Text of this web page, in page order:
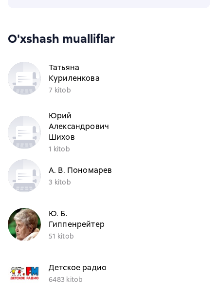
O'xshash mualliflar
Татьяна
Куриленкова
7 kitob
Юрий
Александрович
Шихов
1 kitob
А. В. Пономарев
3 kitob
Ю. Б.
Гиппенрейтер
51 kitob
Детское радио
6483 kitob